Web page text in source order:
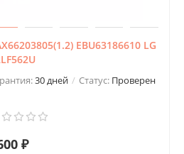
EBU63186610 LG
30 дней Статус: Проверен
₽